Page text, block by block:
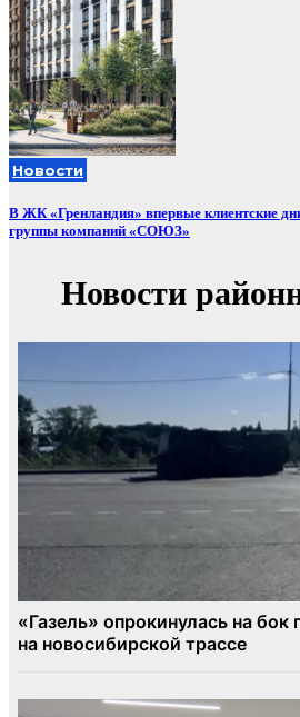
Новости
В ЖК «Гренландия» впервые клиентские
группы компаний «СОЮЗ»